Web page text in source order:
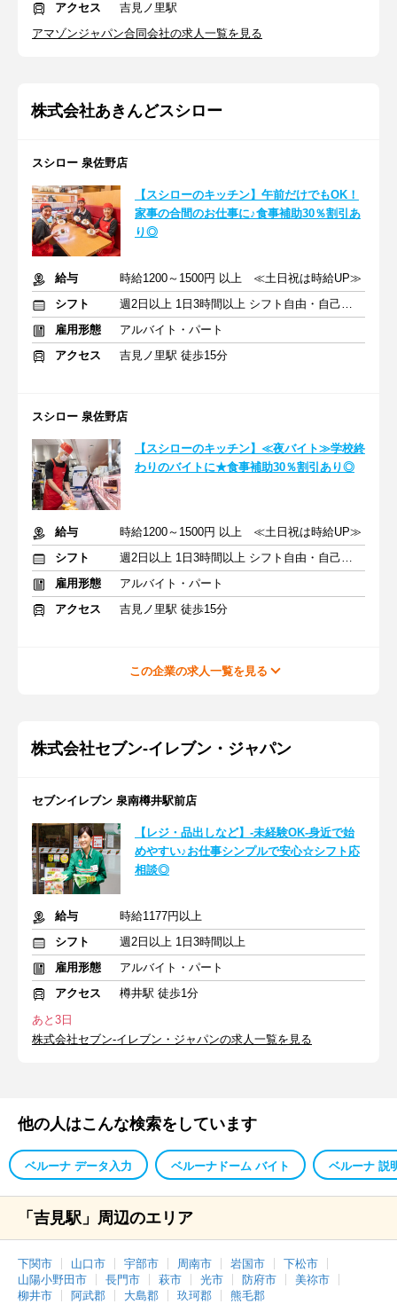
アクセス
吉見ノ里駅
アマゾンジャパン合同会社の求人一覧を見る
株式会社あきんどスシロー
スシロー 泉佐野店
【スシローのキッチン】午前だけでもOK！
家事の合間のお仕事に♪食事補助30％割引あ
り◎
給与
時給1200～1500円 以上 ≪土日祝は時給UP≫
シフト
週2日以上 1日3時間以上 シフト自由・自己申告
雇用形態
アルバイト・パート
アクセス
吉見ノ里駅 徒歩15分
スシロー 泉佐野店
【スシローのキッチン】≪夜バイト≫学校終
わりのバイトに★食事補助30％割引あり◎
給与
時給1200～1500円 以上 ≪土日祝は時給UP≫
シフト
週2日以上 1日3時間以上 シフト自由・自己申告
雇用形態
アルバイト・パート
アクセス
吉見ノ里駅 徒歩15分
この企業の求人一覧を見る
株式会社セブン-イレブン・ジャパン
セブンイレブン 泉南樽井駅前店
【レジ・品出しなど】-未経験OK-身近で始
めやすい♪お仕事シンプルで安心☆シフト応
相談◎
給与
時給1177円以上
シフト
週2日以上 1日3時間以上
雇用形態
アルバイト・パート
アクセス
樽井駅 徒歩1分
あと3日
株式会社セブン-イレブン・ジャパンの求人一覧を見る
他の人はこんな検索をしています
ベルーナ データ入力 ベルーナドーム バイト ベルーナ 説
「吉見駅」周辺のエリア
下関市 山口市 宇部市 周南市 岩国市
下松市
山陽小野田市
長門市 萩市 光市 防府市
美祢市
柳井市
阿武郡 大島郡 玖珂郡 熊毛郡